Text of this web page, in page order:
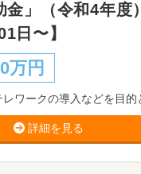
」（令和4年度）
日〜】
万円
詳細を見る